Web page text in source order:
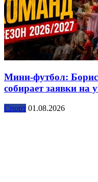
Мини-футбол:
собирает заявки на
Спорт 01.08.2026